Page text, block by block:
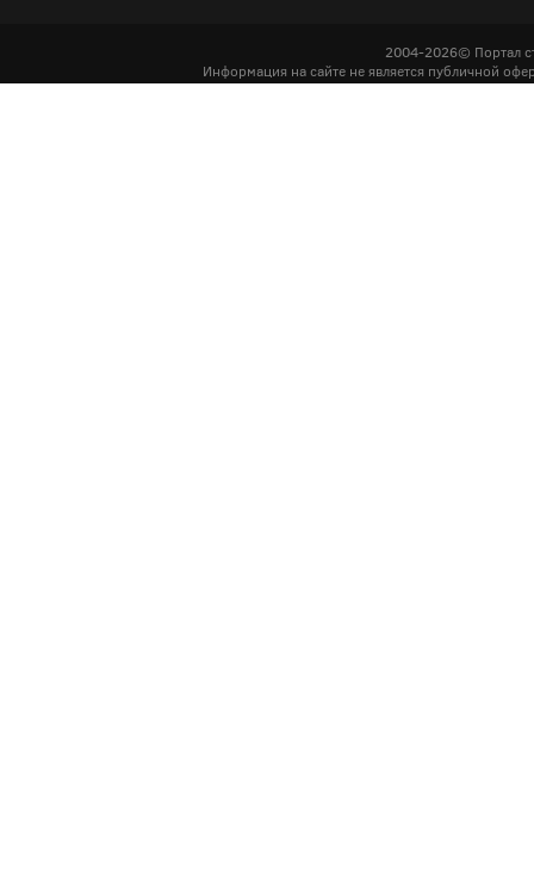
2004-2026© Портал
Информация на сайте не является публичной